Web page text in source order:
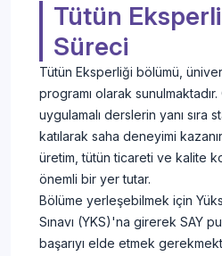
Tütün
Süreci
Tütün Eksperliği bölümü,
programı olarak
uygulamalı derslerin yanı sıra
katılarak saha deneyimi
üretim, tütün ticareti ve kalite
önemli bir yer tutar.
Bölüme yerleşebilmek için
Sınavı (YKS)'na girerek SAY
başarıyı elde etmek